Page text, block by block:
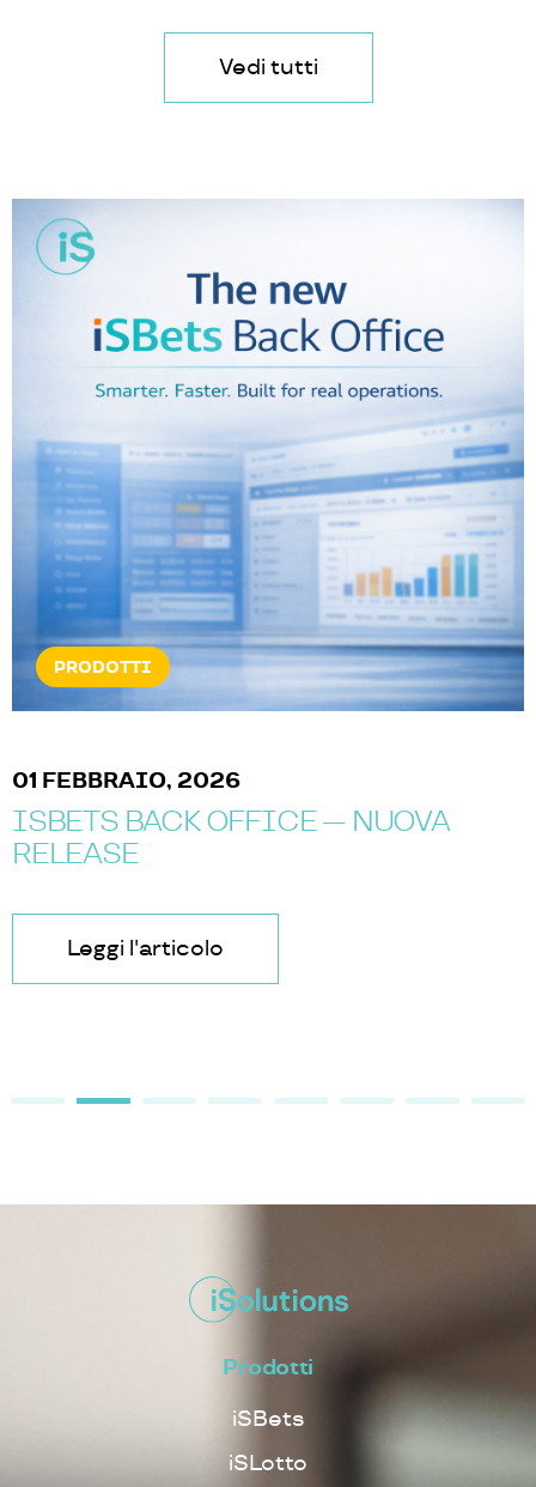
Vedi tutti
PRODOTTI
01 FEBBRAIO, 2026
ISBETS BACK OFFICE — NUOVA
RELEASE
Leggi l'articolo
Prodotti
iSBets
iSLotto